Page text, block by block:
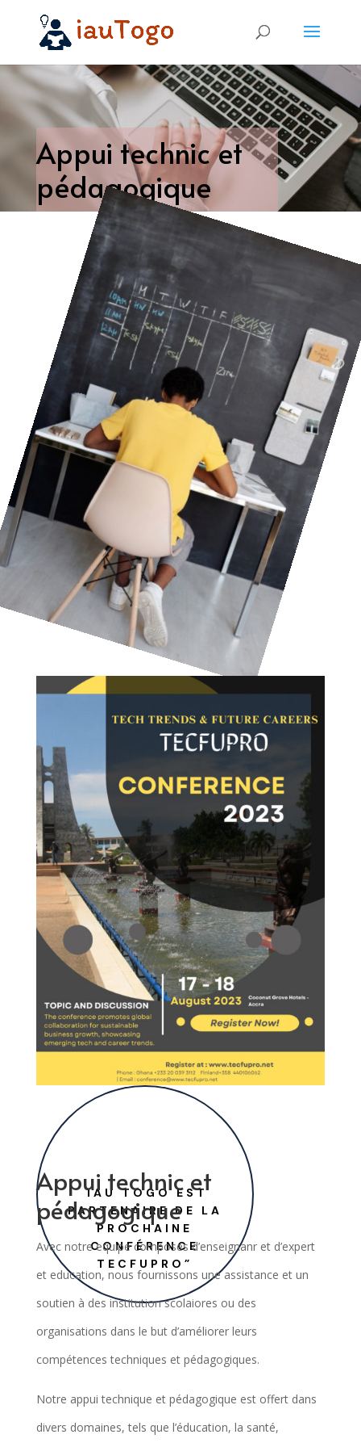
Appui technic et
pédagogique
IAU TOGO EST
PARTENAIRE DE LA
PROCHAINE
CONFÉRENCE
TECFUPRO”
Appui technic et
pédagogique
Avec notre equipe composes d’enseignanr et d’expert
et education, nous fournissons une assistance et un
soutien à des institution scolaiores ou des
organisations dans le but d’améliorer leurs
compétences techniques et pédagogiques.
Notre appui technique et pédagogique est offert dans
divers domaines, tels que l’éducation, la santé,